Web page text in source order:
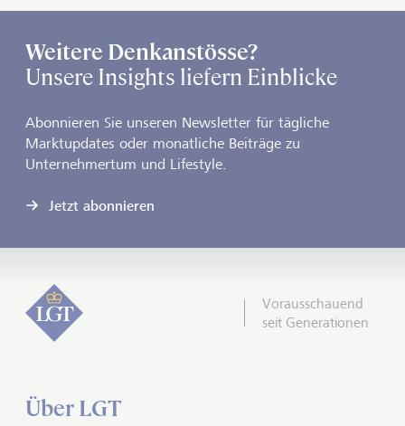
Weitere Denkanstösse?
Unsere Insights liefern Einblicke
Abonnieren Sie unseren Newsletter für tägliche
Marktupdates oder monatliche Beiträge zu
Unternehmertum und Lifestyle.
Jetzt abonnieren
Vorausschauend
seit Generationen
Über LGT